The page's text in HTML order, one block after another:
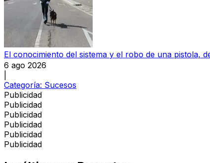
El conocimiento del sistema y el robo de una pistola,
6 ago 2026
Categoría: Sucesos
Publicidad
Publicidad
Publicidad
Publicidad
Publicidad
Publicidad